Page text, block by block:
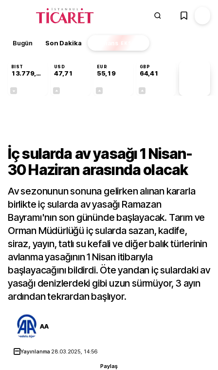
Bugün Son Dakika Finans EKSTRA
BIST
13.779,39
USD
47,71
EUR
55,19
GBP
64,41
İç sularda av yasağı 1 Nisan-
30 Haziran arasında olacak
Av sezonunun sonuna gelirken alınan kararla
birlikte iç sularda av yasağı Ramazan
Bayramı'nın son gününde başlayacak. Tarım ve
Orman Müdürlüğü iç sularda sazan, kadife,
siraz, yayın, tatlı su kefali ve diğer balık türlerinin
avlanma yasağının 1 Nisan itibarıyla
başlayacağını bildirdi. Öte yandan iç sulardaki av
yasağı denizlerdeki gibi uzun sürmüyor, 3 ayın
ardından tekrardan başlıyor.
AA
Yayınlanma 28.03.2025, 14:56
Paylaş